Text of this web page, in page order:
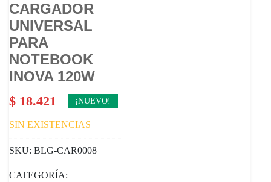
CARGADOR
UNIVERSAL
PARA
NOTEBOOK
INOVA 120W
$ 18.421 ¡NUEVO!
SIN EXISTENCIAS
SKU: BLG-CAR0008
CATEGORÍA: